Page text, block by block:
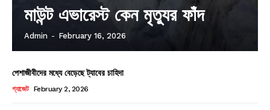
মাউন্ট এভারেস্ট কেন মৃত্যুর ফাঁদ
Admin - February 16, 2026
পেশাজীবীদের মধ্যে বেড়েছে ট্যাবের চাহিদা
গ্যাজেট February 2, 2026